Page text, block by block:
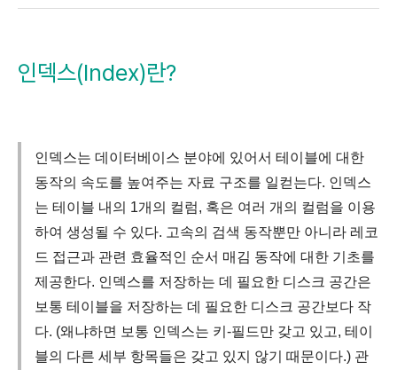
인덱스(Index)란?
인덱스는 데이터베이스 분야에 있어서 테이블에 대한
동작의 속도를 높여주는 자료 구조를 일컫는다. 인덱스
는 테이블 내의 1개의 컬럼, 혹은 여러 개의 컬럼을 이용
하여 생성될 수 있다. 고속의 검색 동작뿐만 아니라 레코
드 접근과 관련 효율적인 순서 매김 동작에 대한 기초를
제공한다. 인덱스를 저장하는 데 필요한 디스크 공간은
보통 테이블을 저장하는 데 필요한 디스크 공간보다 작
다. (왜냐하면 보통 인덱스는 키-필드만 갖고 있고, 테이
블의 다른 세부 항목들은 갖고 있지 않기 때문이다.) 관